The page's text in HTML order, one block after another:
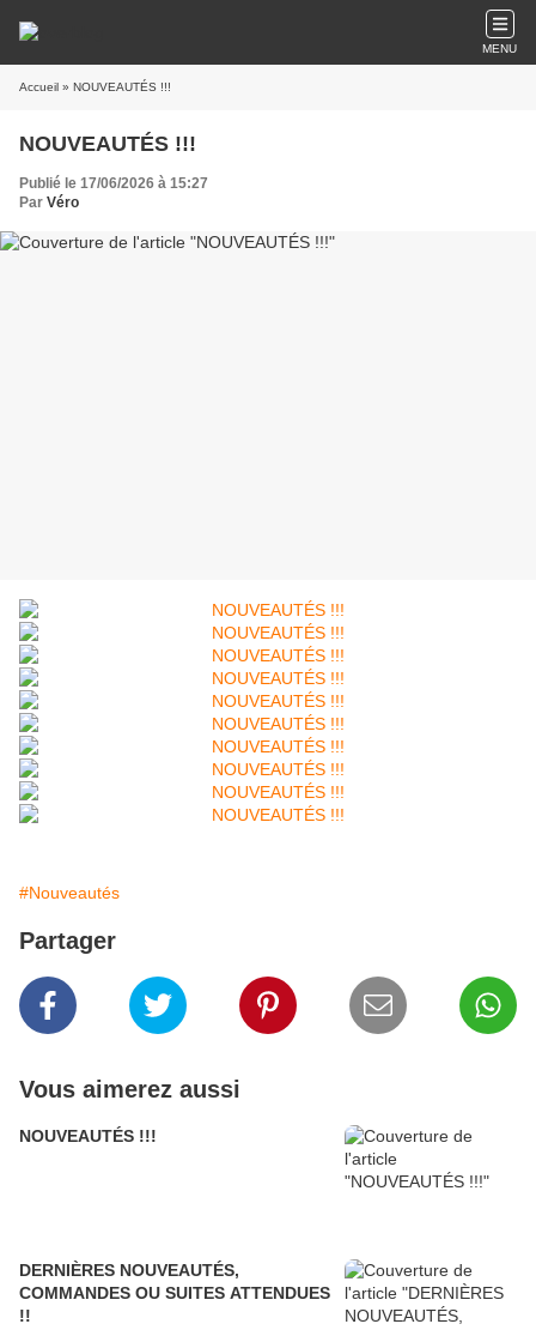
MENU
Accueil » NOUVEAUTÉS !!!
NOUVEAUTÉS !!!
Publié le 17/06/2026 à 15:27
Par Véro
#Nouveautés
Partager
Vous aimerez aussi
NOUVEAUTÉS !!!
DERNIÈRES NOUVEAUTÉS,
COMMANDES OU SUITES ATTENDUES
!!